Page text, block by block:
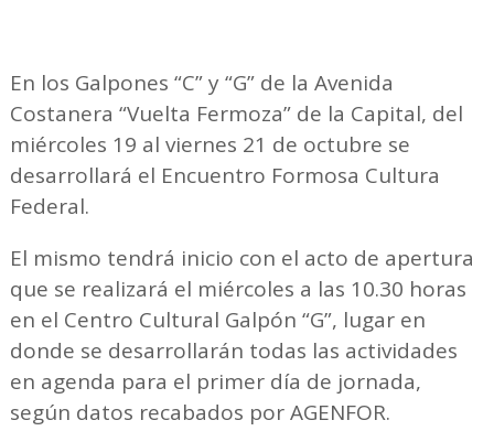
En los Galpones “C” y “G” de la Avenida
Costanera “Vuelta Fermoza” de la Capital, del
miércoles 19 al viernes 21 de octubre se
desarrollará el Encuentro Formosa Cultura
Federal.
El mismo tendrá inicio con el acto de apertura
que se realizará el miércoles a las 10.30 horas
en el Centro Cultural Galpón “G”, lugar en
donde se desarrollarán todas las actividades
en agenda para el primer día de jornada,
según datos recabados por AGENFOR.